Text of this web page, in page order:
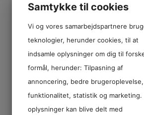
Kirurgiske behandlinger, såsom
visdomstænder, rodspidsoperation og
implantatindsættelse samt
samarbejder vi med
Samtykke til cookies
Vi og vores samarbejdspartnere
teknologier, herunder cookies, til at
indsamle oplysninger om dig til
formål, herunder: Tilpasning af
annoncering, bedre brugeroplevelse,
funktionalitet, statistik og marketing.
oplysninger kan blive delt med